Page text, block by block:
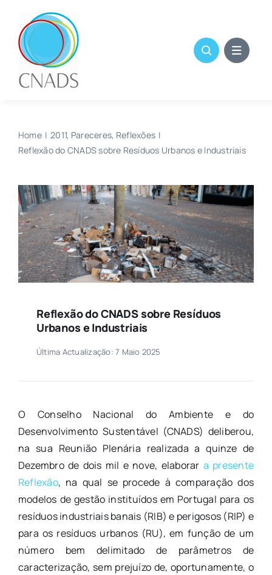
content
Home 2011 Pareceres Reflexões
Reflexão do CNADS sobre Resíduos Urbanos e Industriais
Reflexão do CNADS sobre Resíduos
Urbanos e Industriais
Última Actualização: 7 Maio 2025
O Conselho Nacional do Ambiente e do
Desenvolvimento Sustentável (CNADS) deliberou,
na sua Reunião Plenária realizada a quinze de
Dezembro de dois mil e nove, elaborar a presente
Reflexão, na qual se procede à comparação dos
modelos de gestão instituídos em Portugal para os
resíduos industriais banais (RIB) e perigosos (RIP) e
para os resíduos urbanos (RU), em função de um
número bem delimitado de parâmetros de
caracterização, sem prejuízo de, oportunamente, o